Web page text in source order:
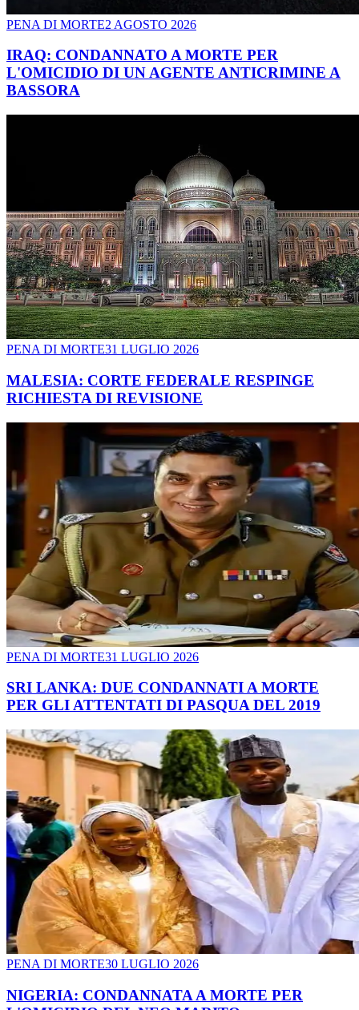
PENA DI MORTE2 AGOSTO 2026
IRAQ: CONDANNATO A MORTE PER
L'OMICIDIO DI UN AGENTE ANTICRIMINE A
BASSORA
PENA DI MORTE31 LUGLIO 2026
MALESIA: CORTE FEDERALE RESPINGE
RICHIESTA DI REVISIONE
PENA DI MORTE31 LUGLIO 2026
SRI LANKA: DUE CONDANNATI A MORTE
PER GLI ATTENTATI DI PASQUA DEL 2019
PENA DI MORTE30 LUGLIO 2026
NIGERIA: CONDANNATA A MORTE PER